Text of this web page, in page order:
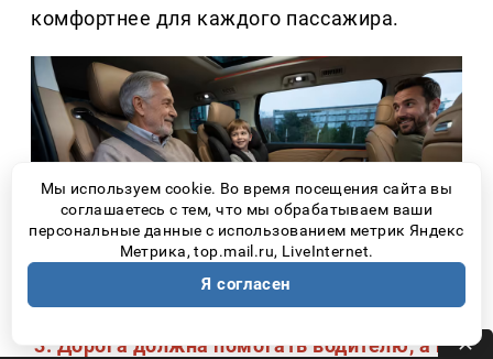
комфортнее для каждого пассажира.
3. Дорога должна помогать водителю, а не
Мы используем cookie. Во время посещения сайта вы
соглашаетесь с тем, что мы обрабатываем ваши
персональные данные с использованием метрик Яндекс
Метрика, top.mail.ru, LiveInternet.
Я согласен